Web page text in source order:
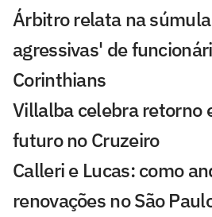
Árbitro relata na
agressivas' de
Corinthians
Villalba celebra retorno
futuro no Cruzeiro
Calleri e Lucas: como
renovações no São